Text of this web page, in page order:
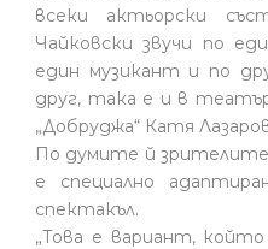
всеки актьорски
Чайковски звучи по
един музикант и по
друг, така е и в
„Добруджа“ Катя
По думите й
е специално
спектакъл.
„Това е вариант,